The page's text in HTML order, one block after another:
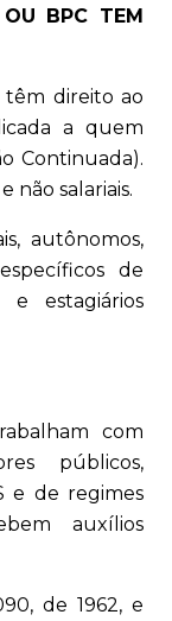
BPC TEM
têm direito ao
a quem
Continuada).
não salariais.
autônomos,
de
estagiários
com
públicos,
e de regimes
auxílios
de 1962, e